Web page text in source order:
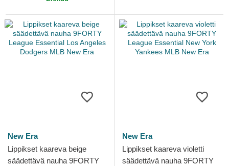
New Era
Lippikset kaareva beige
säädettävä nauha 9FORTY
New Era
Lippikset kaareva violetti
säädettävä nauha 9FORTY